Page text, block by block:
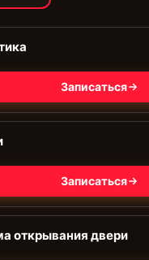
Записаться
Записаться
открывания двери